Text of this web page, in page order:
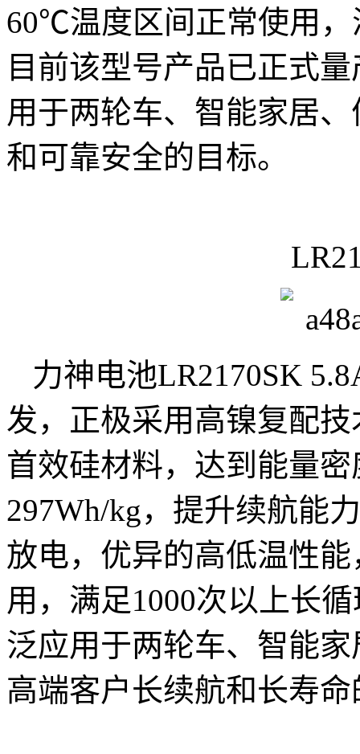
60℃温度区间正常使用，
目前该型号产品已正式
用于两轮车、智能家居
和可靠安全的目标。
力神电池LR2170SK
发，正极采用高镍复配
首效硅材料，达到能量
297Wh/kg，提升续航能
放电，优异的高低温性
用，满足1000次以上长
泛应用于两轮车、智能
高端客户长续航和长寿